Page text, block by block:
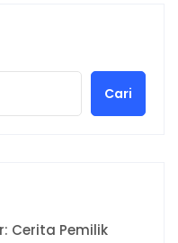
Cari
Cerita Pemilik